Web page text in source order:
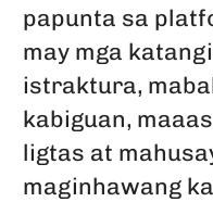
papunta sa
may mga
istraktura,
kabiguan,
ligtas at
maginhawang